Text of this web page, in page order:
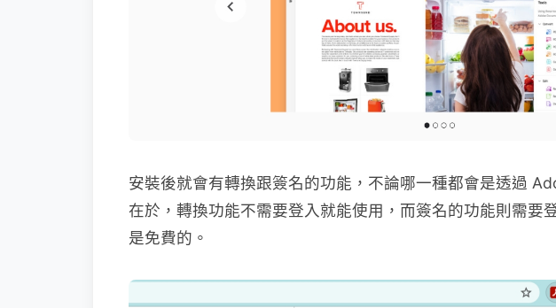
安裝後就會有轉換跟簽名的功能，不論哪一種都會是透過
在於，轉換功能不需要登入就能使用，而簽名的功能則需要
是免費的。